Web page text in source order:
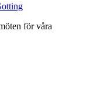
för våra